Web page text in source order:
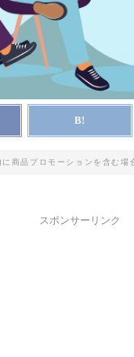
に商品プロモーションを含む場
スポンサーリンク